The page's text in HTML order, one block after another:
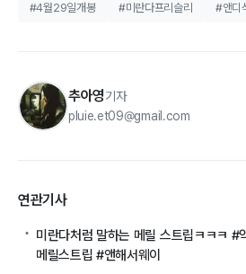
#4월29일개봉 #미란다프리슬리 #앤디
추아영기자
pluie.et09@gmail.com
연관기사
미란다처럼 말하는 메릴 스트립ㅋㅋㅋ
메릴스트립 #앤해서웨이